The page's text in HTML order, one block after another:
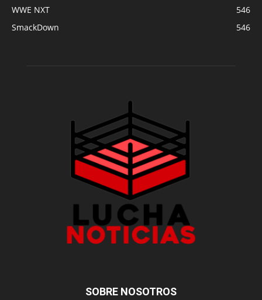
WWE NXT
546
SmackDown
546
SOBRE NOSOTROS